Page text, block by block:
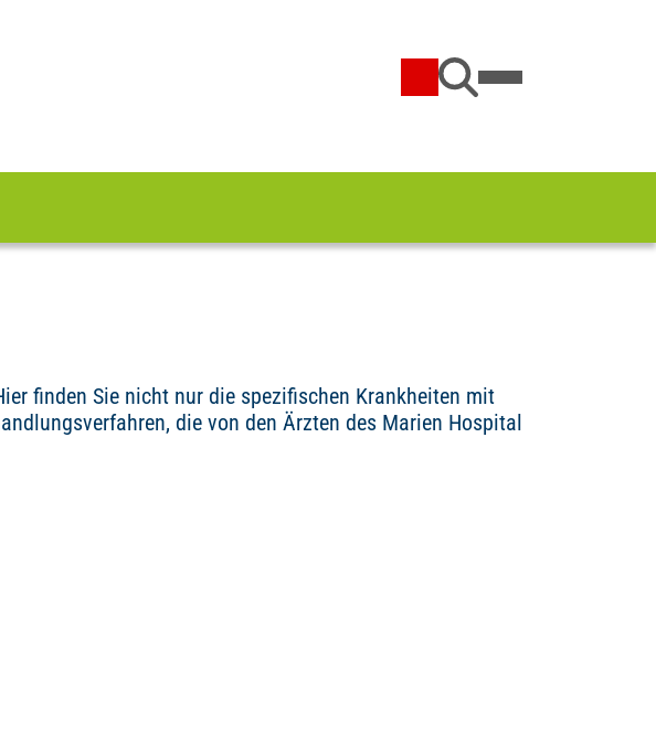
finden Sie nicht nur die spezifischen Krankheiten mit
die von den Ärzten des Marien Hospital